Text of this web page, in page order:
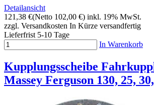
Detailansicht
121,38 €(Netto 102,00 €) inkl. 19% MwSt.
zzgl. Versandkosten In Kürze versandfertig
Lieferfrist 5-10 Tage
In Warenkorb
Kupplungsscheibe
Massey Ferguson 130, 25,